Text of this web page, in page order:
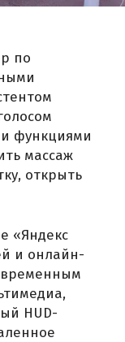
по
функциями
массаж
открыть
«Яндекс
и онлайн-
HUD-